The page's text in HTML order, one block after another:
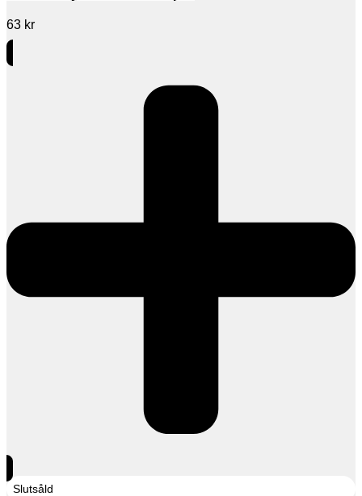
63 kr
Slutsåld